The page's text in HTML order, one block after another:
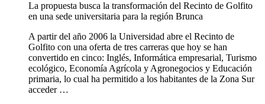
La propuesta busca la transformación del Recinto de Golfito
en una sede universitaria para la región Brunca
A partir del año 2006 la Universidad abre el Recinto de
Golfito con una oferta de tres carreras que hoy se han
convertido en cinco: Inglés, Informática empresarial, Turismo
ecológico, Economía Agrícola y Agronegocios y Educación
primaria, lo cual ha permitido a los habitantes de la Zona Sur
acceder …